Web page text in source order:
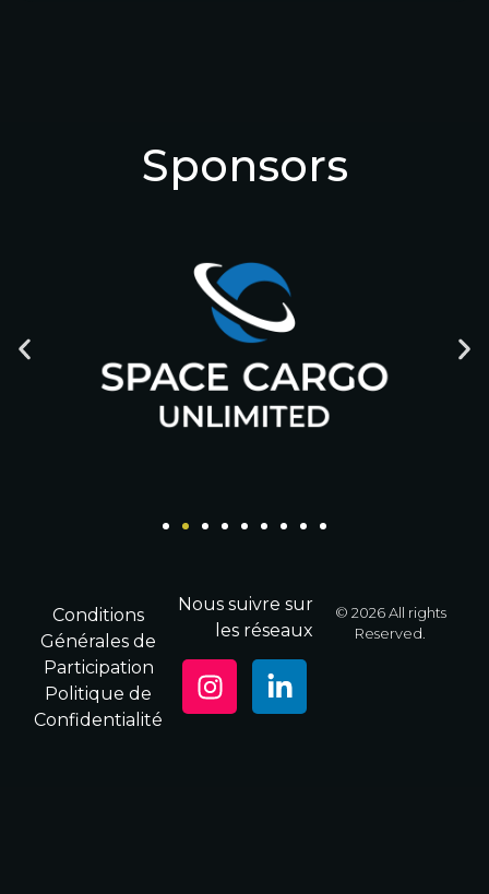
Sponsors
© 2026 All rights
Reserved.
Conditions
Générales de
Participation
Politique de
Confidentialité
Nous suivre sur
les réseaux